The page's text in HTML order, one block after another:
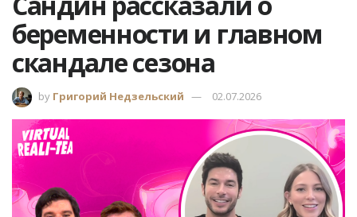
беременности и главном
скандале сезона
by Григорий Недзельский 02.07.2026